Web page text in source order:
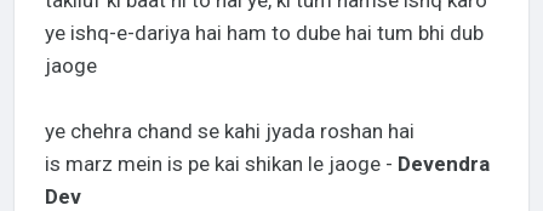
ye ishq-e-dariya hai ham to dube hai tum bhi dub
jaoge
ye chehra chand se kahi jyada roshan hai
is marz mein is pe kai shikan le jaoge - Devendra
Dev